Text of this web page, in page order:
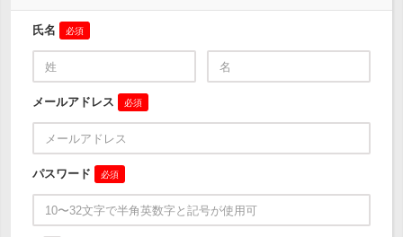
氏名 必須
メールアドレス 必須
パスワード 必須